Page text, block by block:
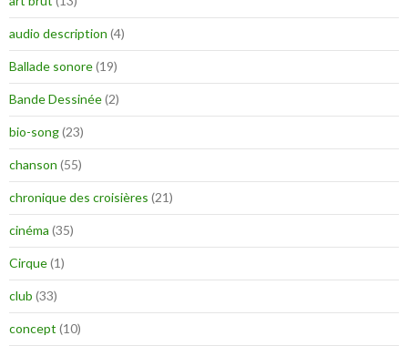
audio description (4)
Ballade sonore(19)
Bande Dessinée(2)
bio-song(23)
chanson (55)
chronique des croisières (21)
cinéma (35)
Cirque(1)
club (33)
concept (10)